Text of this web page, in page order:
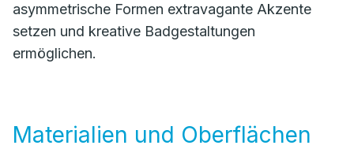
asymmetrische Formen extravagante Akzente
setzen und kreative Badgestaltungen
ermöglichen.
Materialien und Oberflächen